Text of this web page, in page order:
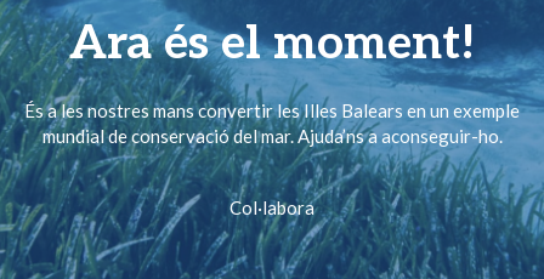
Ara és el moment!
És a les nostres mans convertir les Illes Balears en un exemple
mundial de conservació del mar. Ajuda’ns a aconseguir-ho.
Col·labora